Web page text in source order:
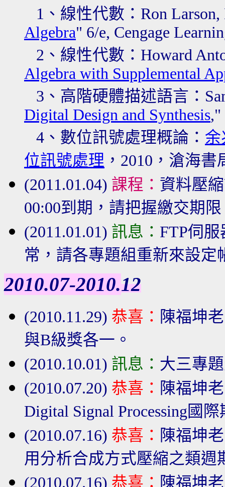
1、線性代數 ：Ron
Algebra" 6/e, Cengage
2、線性代數 ：Howard
Algebra with Supplemental
3、高階硬體描述語言 ：
Digital Design and Synthesis,"
4、 數位訊號處理概論 ： 余
位訊號處理 ，2010，滄海書
(2011.01.04) 課程： 資料壓
00:00到期，請把握繳交期
(2011.01.01) 訊息： FTP伺
常，請各專題組重新來設定
2010.07-2010.12
(2010.11.29) 恭喜： 陳福坤
與B級獎各一。
(2010.10.01) 訊息： 大三專
(2010.07.20) 恭喜： 陳福坤
Digital Signal Processing國
(2010.07.16) 恭喜： 陳福坤
用分析合成方式壓縮之類
(2010.07.16) 恭喜： 陳福坤